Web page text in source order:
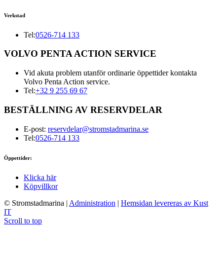
Verkstad
Tel:0526-714 133
VOLVO PENTA ACTION SERVICE
Vid akuta problem utanför ordinarie öppettider kontakta
Volvo Penta Action service.
Tel:+32 9 255 69 67
BESTÄLLNING AV RESERVDELAR
E-post: reservdelar@stromstadmarina.se
Tel:0526-714 133
Öppettider:
Klicka här
Köpvillkor
© Stromstadmarina | Administration | Hemsidan levereras av Kust
IT
Scroll to top